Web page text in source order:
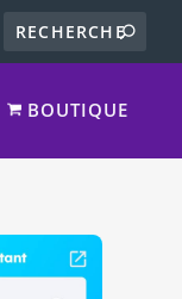
BOUTIQUE